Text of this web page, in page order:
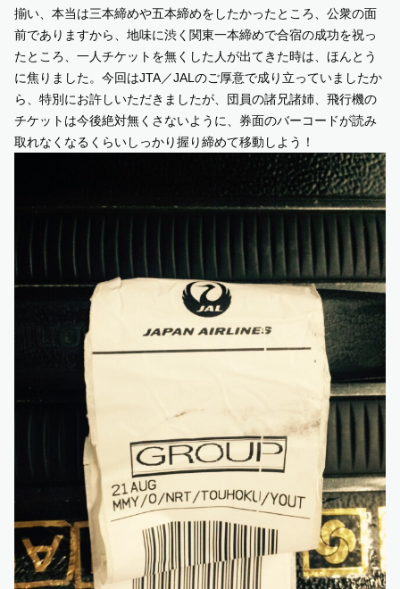
揃い、本当は三本締めや五本締めをしたかったところ、公衆の面
前でありますから、地味に渋く関東一本締めで合宿の成功を祝っ
たところ、一人チケットを無くした人が出てきた時は、ほんとう
に焦りました。今回はJTA／JALのご厚意で成り立っていましたか
ら、特別にお許しいただきましたが、団員の諸兄諸姉、飛行機の
チケットは今後絶対無くさないように、券面のバーコードが読み
取れなくなるくらいしっかり握り締めて移動しよう！